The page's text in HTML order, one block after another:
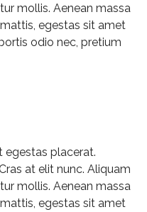
mollis. Aenean massa
egestas sit amet
odio nec, pretium
egestas placerat.
at elit nunc. Aliquam
mollis. Aenean massa
egestas sit amet